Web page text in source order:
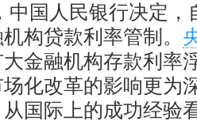
中国人民银行决定，
构贷款利率管制。
金融机构存款利率
化改革的影响更为
国际上的成功经验